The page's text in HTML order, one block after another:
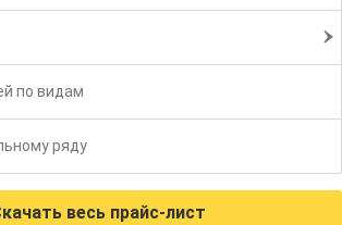
по видам
ряду
весь прайс-лист